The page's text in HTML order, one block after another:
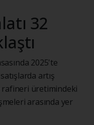
32
2025'te
artış
rafineri üretimindeki
arasında yer